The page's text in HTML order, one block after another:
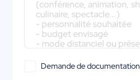
Demande de documentation